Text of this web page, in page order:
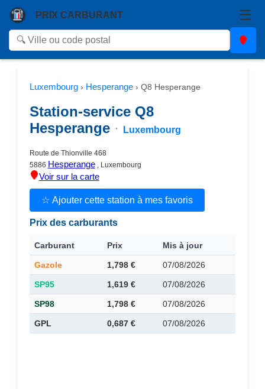
PRIX CARBURANT ☰
Luxembourg› Hesperange› Q8 Hesperange
Station-service Q8
Hesperange · Luxembourg
Route de Thionville 468
5886 Hesperange, Luxembourg
Voir sur la carte
☆ Ajouter cette station à mes favoris
Prix des carburants
Carburant Prix Mis à jour
Gazole 1,798 € 07/08/2026
SP95 1,619 € 07/08/2026
SP98 1,798 € 07/08/2026
GPL 0,687 € 07/08/2026